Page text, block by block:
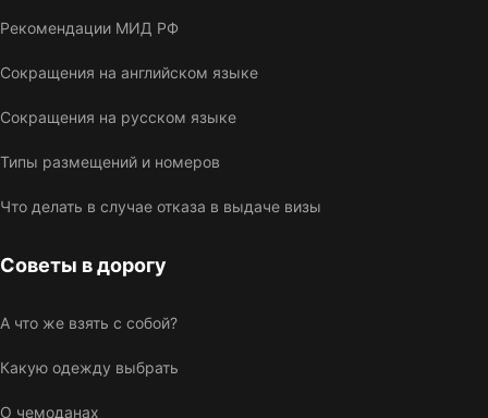
Рекомендации МИД РФ
Сокращения на английском языке
Сокращения на русском языке
Типы размещений и номеров
Что делать в случае отказа в выдаче визы
Советы в дорогу
А что же взять с собой?
Какую одежду выбрать
О чемоданах